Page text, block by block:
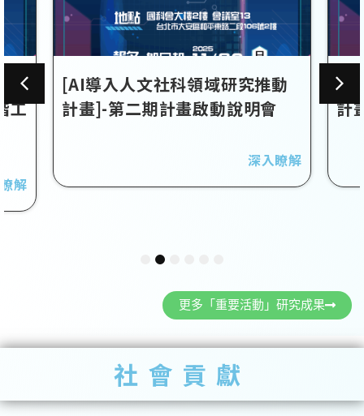
工
解
[AI導入人文社科領域研究推動
計畫]-第二期計畫啟動說明會
深入瞭解
[AI
計
5
更多「重要活動」研究成果
社會貢獻